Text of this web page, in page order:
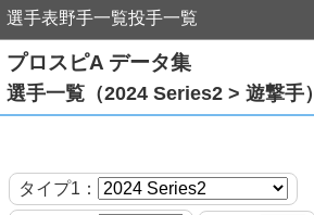
選手表野手一覧投手一覧
プロスピA データ集
選手一覧（2024 Series2 > 遊撃手）
タイプ1：